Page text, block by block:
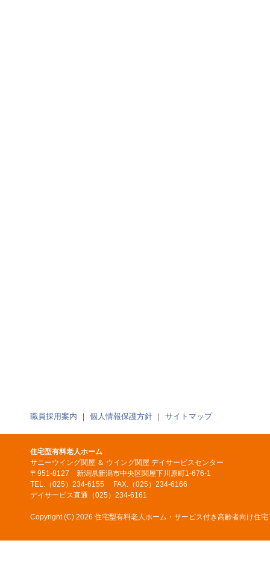
職員採用案内 ｜ 個人情報保護方針 ｜ サイトマップ
住宅型有料老人ホーム
サニーウイング関屋 ＆ ウイング関屋 デイサービスセンター
〒951-8127 新潟県新潟市中央区関屋下川原町1-676-1
TEL.（025）234-6155 FAX.（025）234-6166
デイサービス直通（025）234-6161
Copyright (C) 2026 住宅型有料老人ホーム・サービス付き高齢者向け住